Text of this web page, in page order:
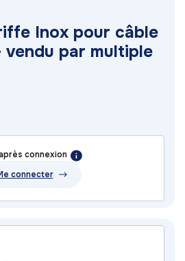
Inox pour câble
vendu par multiple
connexion
connecter